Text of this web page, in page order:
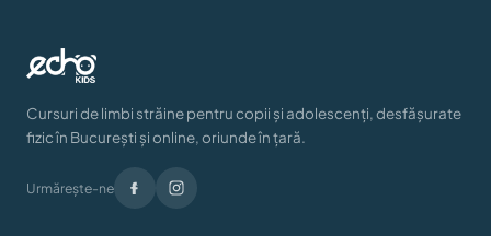
Cursuri de limbi străine pentru copii și adolescenți, desfășurate
fizic în București și online, oriunde în țară.
Urmărește-ne